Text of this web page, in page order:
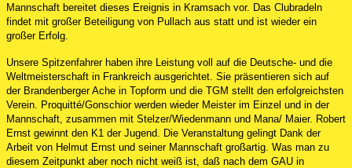
Mannschaft bereitet dieses Ereignis in Kramsach vor. Das Clubradeln
findet mit großer Beteiligung von Pullach aus statt und ist wieder ein
großer Erfolg.
Unsere Spitzenfahrer haben ihre Leistung voll auf die Deutsche- und die
Weltmeisterschaft in Frankreich ausgerichtet. Sie präsentieren sich auf
der Brandenberger Ache in Topform und die TGM stellt den erfolgreichsten
Verein. Proquitté/Gonschior werden wieder Meister im Einzel und in der
Mannschaft, zusammen mit Stelzer/Wiedenmann und Mana/ Maier. Robert
Ernst gewinnt den K1 der Jugend. Die Veranstaltung gelingt Dank der
Arbeit von Helmut Ernst und seiner Mannschaft großartig. Was man zu
diesem Zeitpunkt aber noch nicht weiß ist, daß nach dem GAU in